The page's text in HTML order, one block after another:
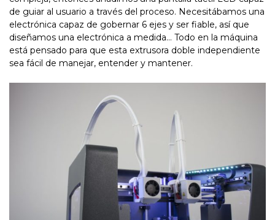
de guiar al usuario a través del proceso. Necesitábamos una
electrónica capaz de gobernar 6 ejes y ser fiable, así que
diseñamos una electrónica a medida… Todo en la máquina
está pensado para que esta extrusora doble independiente
sea fácil de manejar, entender y mantener.